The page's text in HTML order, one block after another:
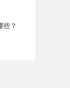
些？